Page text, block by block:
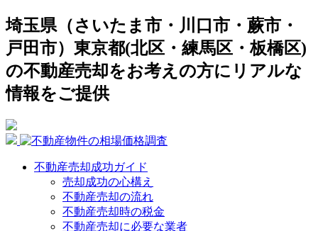
埼玉県（さいたま市・川口市・蕨市・
戸田市）東京都(北区・練馬区・板橋区)
の不動産売却をお考えの方にリアルな
情報をご提供
不動産売却成功ガイド
売却成功の心構え
不動産売却の流れ
不動産売却時の税金
不動産売却に必要な業者